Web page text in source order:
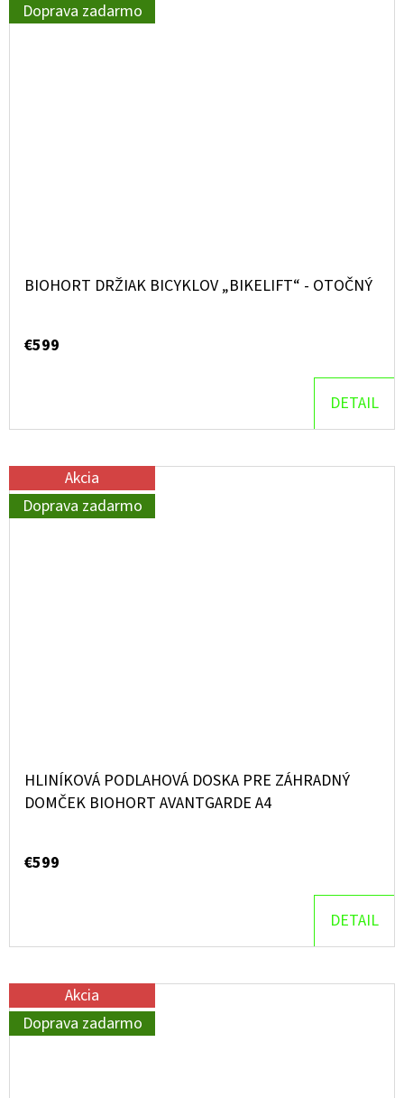
Doprava zadarmo
BIOHORT DRŽIAK BICYKLOV „BIKELIFT“ - OTOČNÝ
€599
DETAIL
Akcia
Doprava zadarmo
HLINÍKOVÁ PODLAHOVÁ DOSKA PRE ZÁHRADNÝ
DOMČEK BIOHORT AVANTGARDE A4
€599
DETAIL
Akcia
Doprava zadarmo